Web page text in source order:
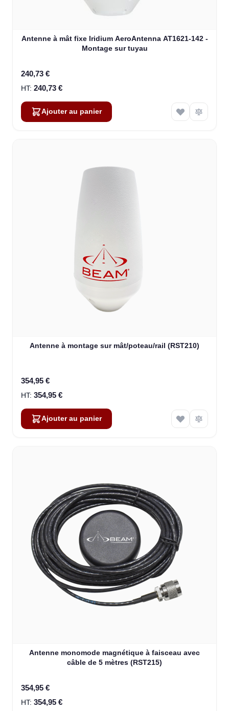
Antenne à mât fixe Iridium AeroAntenna AT1621-142 -
Montage sur tuyau
240,73 €
240,73 €
Ajouter au panier
Antenne à montage sur mât/poteau/rail (RST210)
354,95 €
354,95 €
Ajouter au panier
Antenne monomode magnétique à faisceau avec
câble de 5 mètres (RST215)
354,95 €
354,95 €